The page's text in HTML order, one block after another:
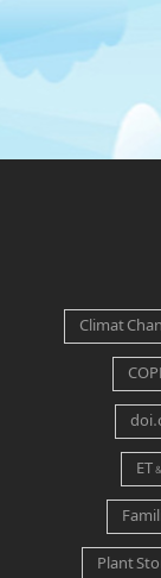
Climat
ET
Plant